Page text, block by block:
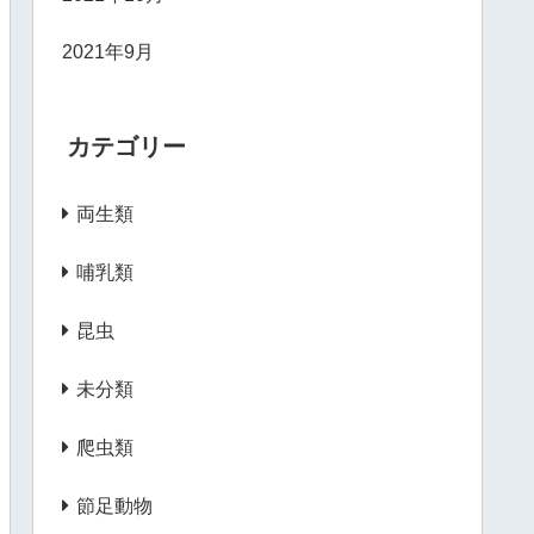
2021年9月
カテゴリー
両生類
哺乳類
昆虫
未分類
爬虫類
節足動物